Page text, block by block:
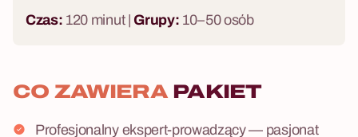
Czas: 120 minut | Grupy: 10–50 osób
CO ZAWIERA PAKIET
Profesjonalny ekspert-prowadzący — pasjonat